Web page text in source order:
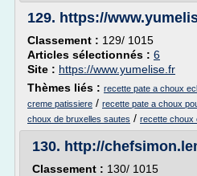
129. https://
Classement : 129/ 1015
Articles sélectionnés : 6
Site : https://www.yumelise.fr
Thèmes liés : recette pate a choux
creme patissiere / recette pate a choux
choux de bruxelles sautes / recette choux
130. http://
Classement : 130/ 1015